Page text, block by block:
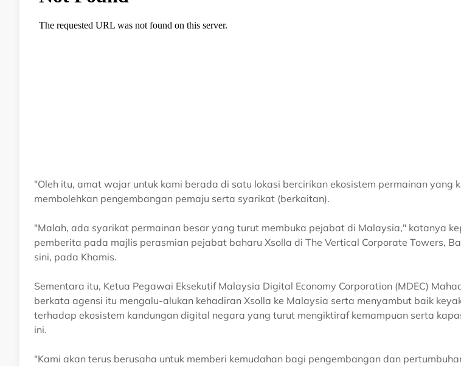
"Oleh itu, amat wajar untuk kami berada di satu lokasi bercirikan ekosistem permainan yang
membolehkan pengembangan pemaju serta syarikat (berkaitan).
"Malah, ada syarikat permainan besar yang turut membuka pejabat di Malaysia," katanya
pemberita pada majlis perasmian pejabat baharu Xsolla di The Vertical Corporate Towers,
sini, pada Khamis.
Sementara itu, Ketua Pegawai Eksekutif Malaysia Digital Economy Corporation (MDEC)
berkata agensi itu mengalu-alukan kehadiran Xsolla ke Malaysia serta menyambut baik
terhadap ekosistem kandungan digital negara yang turut mengiktiraf kemampuan serta
ini.
"Kami akan terus berusaha untuk memberi kemudahan bagi pengembangan dan